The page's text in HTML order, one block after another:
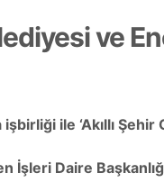
ve
ile ‘Akıllı Şehir
Daire